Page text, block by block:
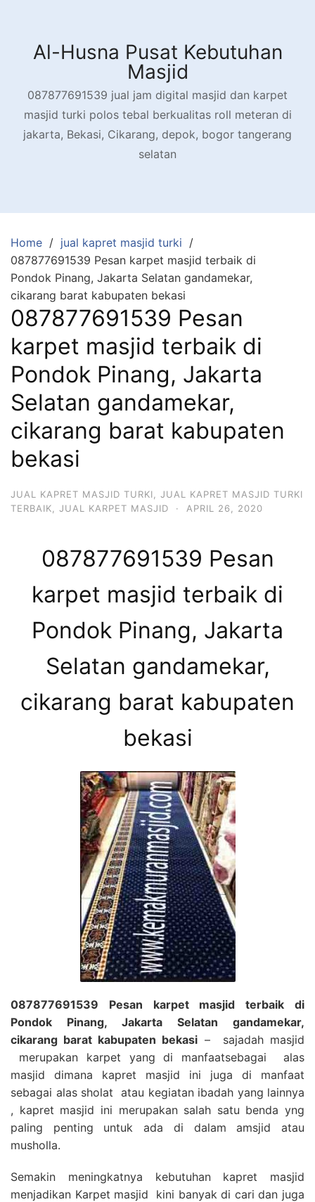
contentAl-Husna Pusat Kebutuhan
Masjid
087877691539 jual jam digital masjid dan karpet
masjid turki polos tebal berkualitas roll meteran di
jakarta, Bekasi, Cikarang, depok, bogor tangerang
selatan
Home
jual kapret masjid turki
087877691539 Pesan karpet masjid terbaik di
Pondok Pinang, Jakarta Selatan gandamekar,
cikarang barat kabupaten bekasi
087877691539 Pesan
karpet masjid terbaik di
Pondok Pinang, Jakarta
Selatan gandamekar,
cikarang barat kabupaten
bekasi
JUAL KAPRET MASJID TURKI
JUAL KAPRET MASJID TURKI
TERBAIK
JUAL KARPET MASJID · APRIL 26, 2020
087877691539 Pesan
karpet masjid terbaik di
Pondok Pinang, Jakarta
Selatan gandamekar,
cikarang barat kabupaten
bekasi
087877691539 Pesan karpet masjid terbaik di
Pondok Pinang, Jakarta Selatan gandamekar,
cikarang barat kabupaten bekasi – sajadah masjid
merupakan karpet yang di manfaatsebagai alas
masjid dimana kapret masjid ini juga di manfaat
sebagai alas sholat atau kegiatan ibadah yang lainnya
, kapret masjid ini merupakan salah satu benda yng
paling penting untuk ada di dalam amsjid atau
musholla.
Semakin meningkatnya kebutuhan kapret masjid
menjadikan Karpet masjid kini banyak di cari dan juga